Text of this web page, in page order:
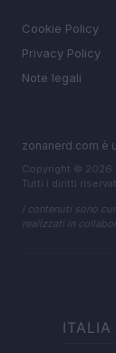
Cookie Policy
Privacy Policy
Note legali
zonanerd.com è
Copyright © 2026
Tutti i diritti
I contenuti sono
realizzati in
ITALIA